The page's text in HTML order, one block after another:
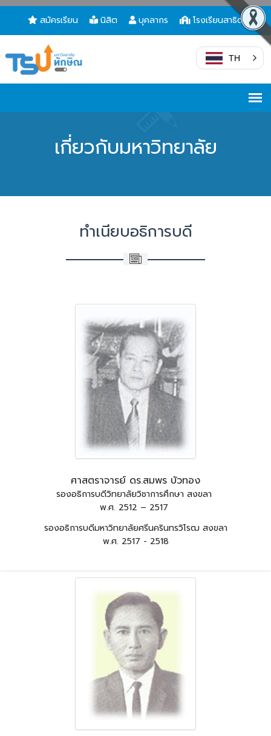
สมัครเรียน นิสิต บุคลากร โรงเรียนสาธิต
TH
เกี่ยวกับมหาวิทยาลัย
ทำเนียบอธิการบดี
ศาสตราจารย์ ดร.สมพร บัวทอง
รองอธิการบดีวิทยาลัยวิชาการศึกษา สงขลา
พ.ศ. 2512 – 2517
รองอธิการบดีมหาวิทยาลัยศรีนครินทรวิโรฒ สงขลา
พ.ศ. 2517 - 2518